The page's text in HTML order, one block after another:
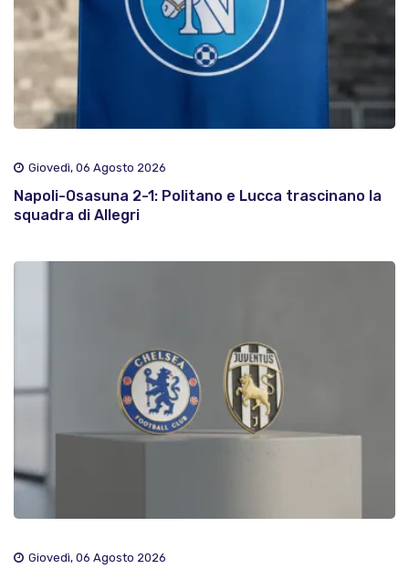
Giovedì, 06 Agosto 2026
Napoli-Osasuna 2-1: Politano e Lucca trascinano la
squadra di Allegri
Giovedì, 06 Agosto 2026